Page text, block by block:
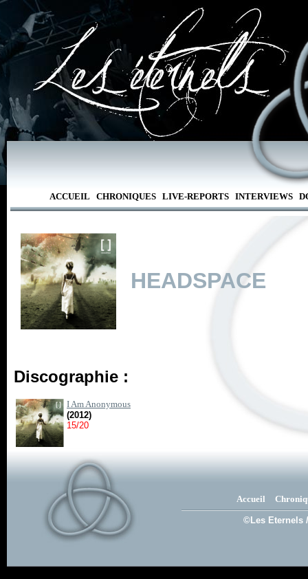
ACCUEIL CHRONIQUES LIVE-REPORTS INTERVIEWS
HEADSPACE
Discographie :
I Am Anonymous
(2012)
15/20
Accueil
©Les Eternels